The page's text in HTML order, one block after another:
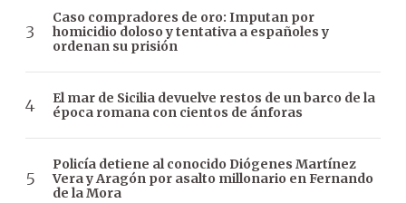
Caso compradores de oro: Imputan por
homicidio doloso y tentativa a españoles y
ordenan su prisión
El mar de Sicilia devuelve restos de un barco de la
época romana con cientos de ánforas
Policía detiene al conocido Diógenes Martínez
Vera y Aragón por asalto millonario en Fernando
de la Mora